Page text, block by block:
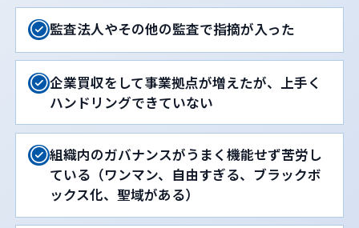
監査法人やその他の監査で指摘が入った
企業買収をして事業拠点が増えたが、上手く
ハンドリングできていない
組織内のガバナンスがうまく機能せず苦労し
ている（ワンマン、自由すぎる、ブラックボ
ックス化、聖域がある）